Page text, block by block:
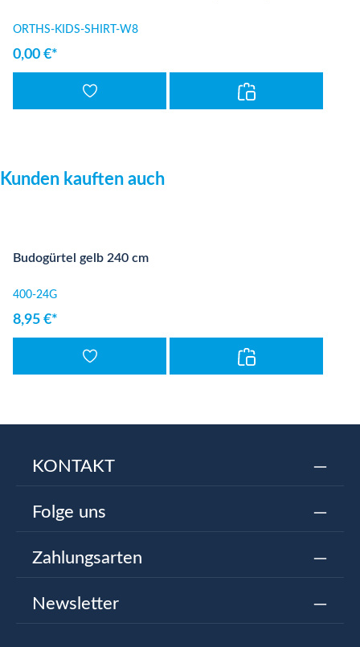
ORTHS-KIDS-SHIRT-W8
0,00 €*
Produktgalerie überspringen
Kunden kauften auch
Budogürtel gelb 240 cm
400-24G
8,95 €*
KONTAKT
Folge uns
Zahlungsarten
Newsletter